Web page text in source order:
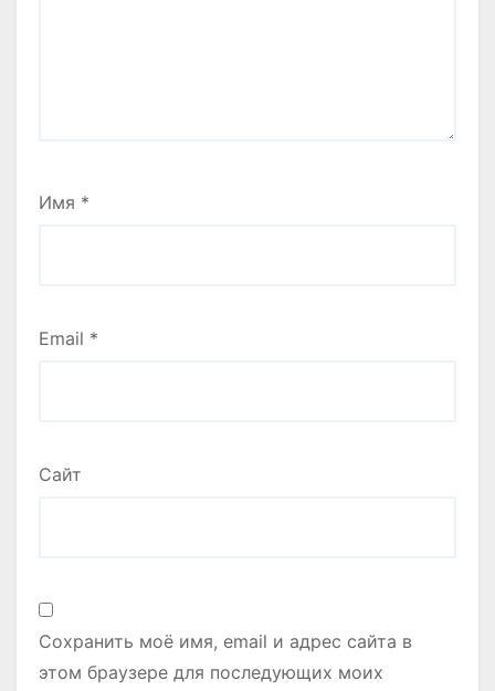
Имя *
Email *
Сайт
Сохранить моё имя, email и адрес сайта в
этом браузере для последующих моих